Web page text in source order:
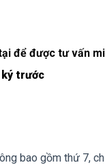
để được tư vấn
ký trước
bao gồm thứ 7,